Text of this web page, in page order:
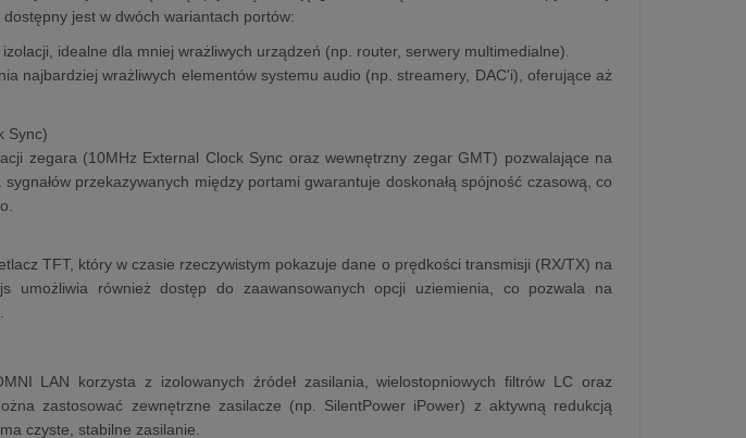
jest w dwóch wariantach portów:
idealne dla mniej wrażliwych urządzeń (np. router, serwery multimedialne).
najbardziej wrażliwych elementów systemu audio (np. streamery, DAC'i), oferujące aż
Sync)
zegara (10MHz External Clock Sync oraz wewnętrzny zegar GMT) pozwalające na
przekazywanych między portami gwarantuje doskonałą spójność czasową, co
TFT, który w czasie rzeczywistym pokazuje dane o prędkości transmisji (RX/TX) na
umożliwia również dostęp do zaawansowanych opcji uziemienia, co pozwala na
LAN korzysta z izolowanych źródeł zasilania, wielostopniowych filtrów LC oraz
zastosować zewnętrzne zasilacze (np. SilentPower iPower) z aktywną redukcją
czyste, stabilne zasilanie.